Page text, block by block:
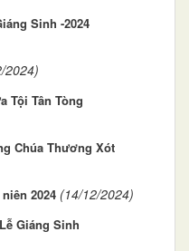
Sinh -2024
2024)
Tội Tân Tòng
Chúa Thương Xót
2024 (14/12/2024)
Giáng Sinh